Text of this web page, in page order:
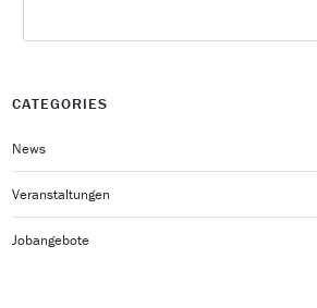
CATEGORIES
News
Veranstaltungen
Jobangebote